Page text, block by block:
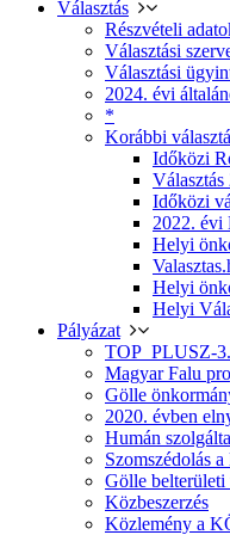
Választás
Részvételi
Választási
Választási
2024. évi
*
Korábbi
Időközi
Választás
Időközi
2022. évi
Helyi
Helyi
Helyi
Pályázat
TOP_PLUSZ-
Magyar Falu
Gölle
2020. évben
Humán
Szomszédolás
Gölle belterületi
Közbeszerzés
Közlemény a